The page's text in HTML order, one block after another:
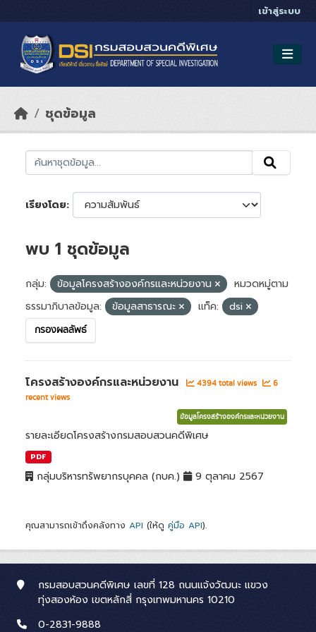
เข้าสู่ระบบ
ชุดข้อมูล
เรียงโดย
พบ 1 ชุดข้อมูล
กลุ่ม: ข้อมูลโครงสร้างองค์กรและหน่วยงาน
หมวดหมู่ตาม
ธรรมาภิบาลข้อมูล:
ข้อมูลสาธารณะ แท็ค: dsi
กรองผลลัพธ์
โครงสร้างองค์กรและหน่วยงาน 4394 total views
6
recent views
ข้อมูลโครงสร้างองค์กรและหน่วยงาน
รายละเอียดโครงสร้างกรมสอบสวนคดีพิเศษ
PDF
กลุ่มบริหารทรัพยากรบุคคล (กบค.) 9 ตุลาคม 2567
คุณสามารถเข้าถึงคลังทาง API (ให้ดู คู่มือ API).
กรมสอบสวนคดีพิเศษ เลขที่ 128 ถนนแจ้งวัฒนะ แขวง
ทุ่งสองห้อง เขตหลักสี่ กรุงเทพมหานคร 10210
0-2831-9888